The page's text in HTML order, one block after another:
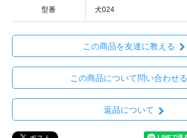
型番 犬024
この商品を友達に教える
この商品について問い合わせる
返品について